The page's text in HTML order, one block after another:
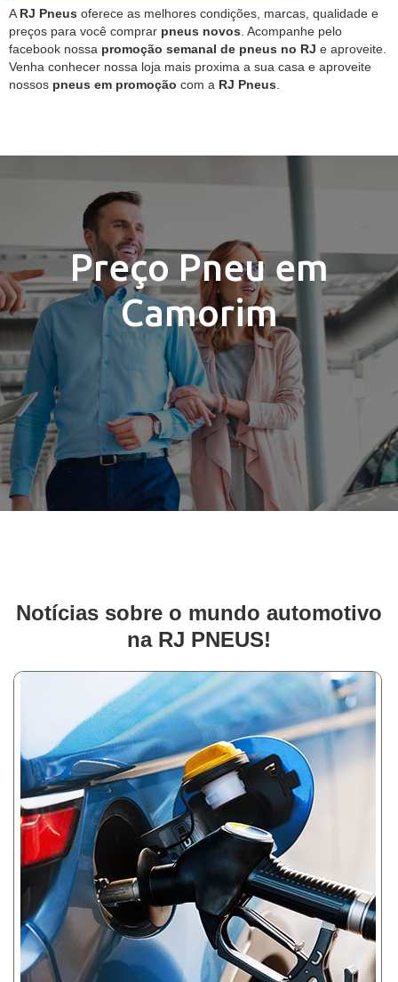
A RJ Pneus oferece as melhores condições, marcas, qualidade e
preços para você comprar pneus novos . Acompanhe pelo
facebook nossa promoção semanal de pneus no RJ e aproveite.
Venha conhecer nossa loja mais proxima a sua casa e aproveite
nossos pneus em promoção com a RJ Pneus
Preço Pneu em
Camorim
Notícias sobre o mundo automotivo
na RJ PNEUS!